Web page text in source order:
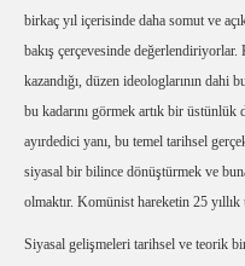
birkaç yıl içerisinde daha somut ve
bakış çerçevesinde
kazandığı, düzen ideologlarının dahi
bu kadarını görmek artık bir
ayırdedici yanı, bu temel tarihsel
siyasal bir bilince dönüştürmek ve
olmaktır. Komünist hareketin 25 yıllık
Siyasal gelişmeleri tarihsel ve teorik